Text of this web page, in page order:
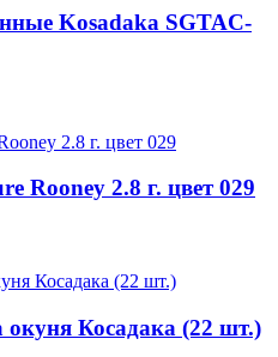
Kosadaka SGTAC-
Rooney 2.8 г. цвет 029
Косадака (22 шт.)